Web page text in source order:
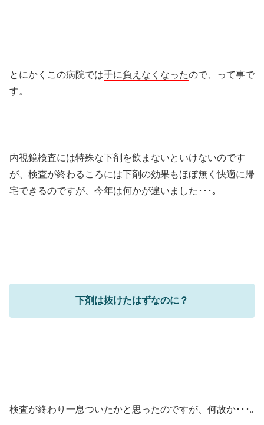
とにかくこの病院では手に負えなくなったので、って事で
す。
内視鏡検査には特殊な下剤を飲まないといけないのです
が、検査が終わるころには下剤の効果もほぼ無く快適に帰
宅できるのですが、今年は何かが違いました･･･｡
下剤は抜けたはずなのに？
検査が終わり一息ついたかと思ったのですが、何故か･･･｡